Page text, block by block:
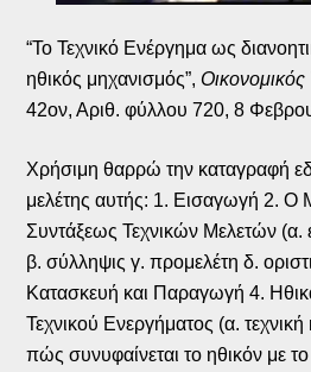
“Το Τεχνικό Ενέργημα ως
ηθικός μηχανισμός”,
42ον, Αριθ. φύλλου 720, 8
Χρήσιμη θαρρώ την καταγραφή
μελέτης αυτής: 1. Εισαγωγή 2. Ο
Συντάξεως Τεχνικών Μελετών (α.
β. σύλληψις γ. προμελέτη δ.
Κατασκευή και Παραγωγή 4.
Τεχνικού Ενεργήματος (α.
πώς συνυφαίνεται το ηθικόν με